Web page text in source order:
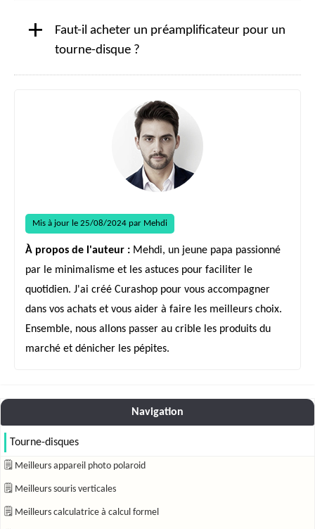
+
Faut-il acheter un préamplificateur pour un
tourne-disque ?
Mis à jour le 25/08/2024 par Mehdi
À propos de l'auteur : Mehdi, un jeune papa passionné
par le minimalisme et les astuces pour faciliter le
quotidien. J'ai créé Curashop pour vous accompagner
dans vos achats et vous aider à faire les meilleurs choix.
Ensemble, nous allons passer au crible les produits du
marché et dénicher les pépites.
Navigation
Tourne-disques
🗒 Meilleurs appareil photo polaroid
🗒 Meilleurs souris verticales
🗒 Meilleurs calculatrice à calcul formel